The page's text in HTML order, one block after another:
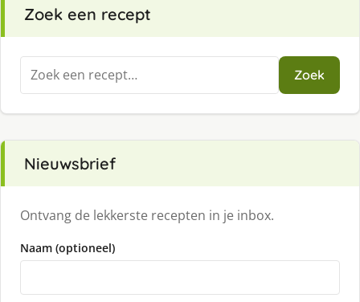
Zoek een recept
Zoeken
naar:
Zoek
Nieuwsbrief
Ontvang de lekkerste recepten in je inbox.
Naam (optioneel)